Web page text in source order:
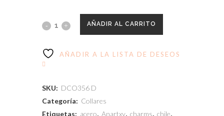
AÑADIR AL CARRITO
AÑADIR A LA LISTA DE DESEOS
SKU: DCO356 D
Categoría: Collares
Etiquetas: acero, Anartxy, charms, chile,